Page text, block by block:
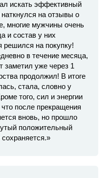
искать эффективный
наткнулся на отзывы о
многие мужчины очень
и состав у них
решился на покупку!
в течение месяца,
уже через 1
продолжил! В итоге
стала, словно у
того, сил и энергии
после прекращения
вновь, но прошло
положительный